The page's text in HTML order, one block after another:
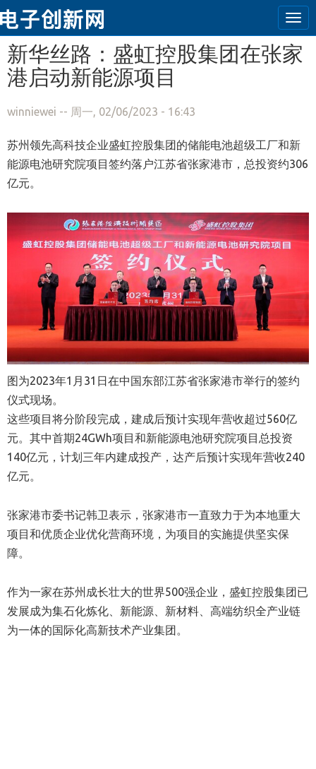
跳转到主要内容
新华丝路：盛虹控股集团在张家
港启动新能源项目
winniewei -- 周一, 02/06/2023 - 16:43
苏州领先高科技企业盛虹控股集团的储能电池超级工厂和新
能源电池研究院项目签约落户江苏省张家港市，总投资约306
亿元。
图为2023年1月31日在中国东部江苏省张家港市举行的签约
仪式现场。
这些项目将分阶段完成，建成后预计实现年营收超过560亿
元。其中首期24GWh项目和新能源电池研究院项目总投资
140亿元，计划三年内建成投产，达产后预计实现年营收240
亿元。
张家港市委书记韩卫表示，张家港市一直致力于为本地重大
项目和优质企业优化营商环境，为项目的实施提供坚实保
障。
作为一家在苏州成长壮大的世界500强企业，盛虹控股集团已
发展成为集石化炼化、新能源、新材料、高端纺织全产业链
为一体的国际化高新技术产业集团。